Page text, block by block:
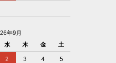
年9月
水 木 金 土
2 3 4 5